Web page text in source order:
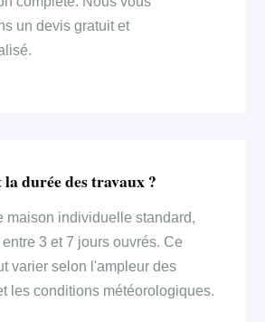
un devis gratuit et
la durée des travaux ?
maison individuelle standard,
3 et 7 jours ouvrés. Ce
varier selon l'ampleur des
les conditions météorologiques.